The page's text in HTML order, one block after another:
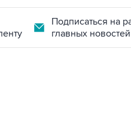
Подписаться на
главных